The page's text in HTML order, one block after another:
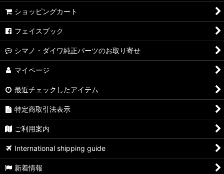
ショッピングカート
フェイスブック
シマノ・ダイワ純正パーツのお取り寄せ
マイページ
最近チェックしたアイテム
特定商取引法表示
ご利用案内
International shipping guide
新着情報